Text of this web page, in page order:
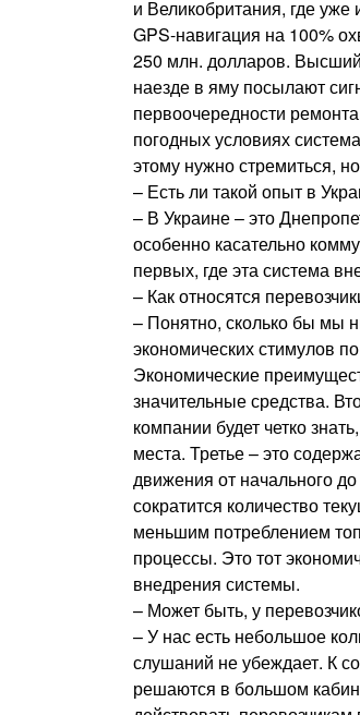
и Великобритания, где
GPS-навигация на 100%
250 млн. долларов. Высший
наезде в яму посылают
первоочередности
погодных условиях
этому нужно стремиться,
– Есть ли такой опыт в
– В Украине – это
особенно касательно
первых, где эта система
– Как относятся
– Понятно, сколько бы мы
экономических стимулов
Экономические
значительные средства.
компании будет четко
места. Третье – это
движения от начального
сократится количество
меньшим потреблением
процессы. Это тот
внедрения системы.
– Может быть, у
– У нас есть небольшое
слушаний не убеждает. К
решаются в большом